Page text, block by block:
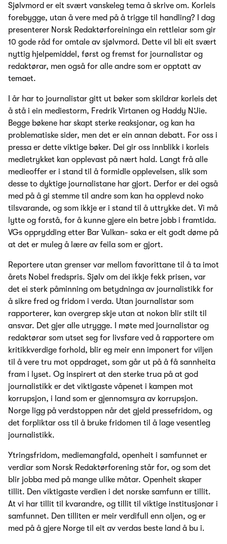
Sjølvmord er eit svært vanskeleg tema å skrive om. Korleis
forebygge, utan å vere med på å trigge til handling? I dag
presenterer Norsk Redaktørforeininga ein rettleiar som gir
10 gode råd for omtale av sjølvmord. Dette vil bli eit svært
nyttig hjelpemiddel, først og fremst for journalistar og
redaktørar, men også for alle andre som er opptatt av
temaet.
I år har to journalistar gitt ut bøker som skildrar korleis det
å stå i ein mediestorm, Fredrik Virtanen og Haddy N’Jie.
Begge bøkene har skapt sterke reaksjonar, og kan ha
problematiske sider, men det er ein annan debatt. For oss i
pressa er dette viktige bøker. Dei gir oss innblikk i korleis
medietrykket kan opplevast på nært hald. Langt frå alle
medieoffer er i stand til å formidle opplevelsen, slik som
desse to dyktige journalistane har gjort. Derfor er dei også
med på å gi stemme til andre som kan ha opplevd noko
tilsvarande, og som ikkje er i stand til å uttrykke det. Vi må
lytte og forstå, for å kunne gjere ein betre jobb i framtida.
VGs opprydding etter Bar Vulkan- saka er eit godt døme på
at det er muleg å lære av feila som er gjort.
Reportere utan grenser var mellom favorittane til å ta imot
årets Nobel fredspris. Sjølv om dei ikkje fekk prisen, var
det ei sterk påminning om betydninga av journalistikk for
å sikre fred og fridom i verda. Utan journalistar som
rapporterer, kan overgrep skje utan at nokon blir stilt til
ansvar. Det gjer alle utrygge. I møte med journalistar og
redaktørar som utset seg for livsfare ved å rapportere om
kritikkverdige forhold, blir eg meir enn imponert for viljen
til å vere tru mot oppdraget, som går ut på å få sannheita
fram i lyset. Og inspirert at den sterke trua på at god
journalistikk er det viktigaste våpenet i kampen mot
korrupsjon, i land som er gjennomsyra av korrupsjon.
Norge ligg på verdstoppen når det gjeld pressefridom, og
det forpliktar oss til å bruke fridomen til å lage vesentleg
journalistikk.
Ytringsfridom, mediemangfald, openheit i samfunnet er
verdiar som Norsk Redaktørforening står for, og som det
blir jobba med på mange ulike måtar. Openheit skaper
tillit. Den viktigaste verdien i det norske samfunn er tillit.
At vi har tillit til kvarandre, og tillit til viktige institusjonar i
samfunnet. Den tilliten er meir verdifull enn oljen, og er
med på å gjere Norge til eit av verdas beste land å bu i.